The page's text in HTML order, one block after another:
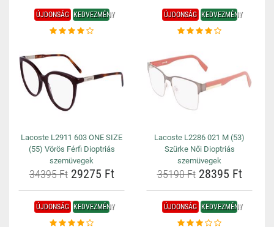
ÚJDONSÁG KEDVEZMÉNY
Lacoste L2911 603 ONE SIZE
(55) Vörös Férfi Dioptriás
szemüvegek
34395 Ft29275 Ft
ÚJDONSÁG KEDVEZMÉNY
Lacoste L2286 021 M (53)
Szürke Női Dioptriás
szemüvegek
35190 Ft28395 Ft
ÚJDONSÁG KEDVEZMÉNY ÚJDONSÁG KEDVEZMÉNY